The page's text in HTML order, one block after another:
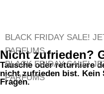
BLACK FRIDAY SALE!
PARFUMS
BLACK FRIDAY SALE!
PARFUMS
Nicht zufrieden?
Tausche oder returniere
nicht zufrieden bist. Kein
Fragen.